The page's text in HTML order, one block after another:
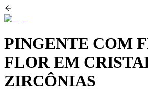
PINGENTE COM
FLOR EM
ZIRCÔNIAS